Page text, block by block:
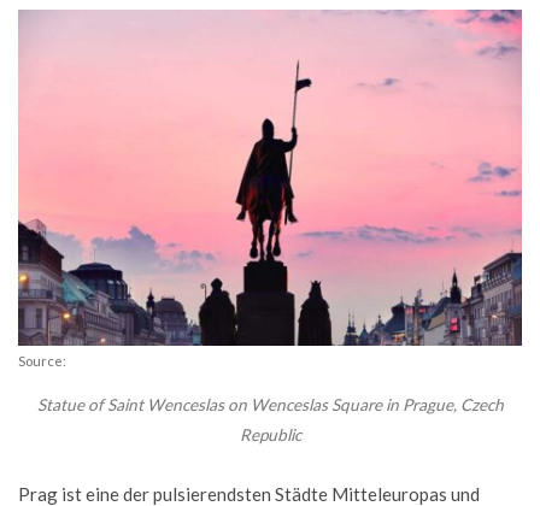
Source:
Statue of Saint Wenceslas on Wenceslas Square in Prague, Czech
Republic
Prag ist eine der pulsierendsten Städte Mitteleuropas und